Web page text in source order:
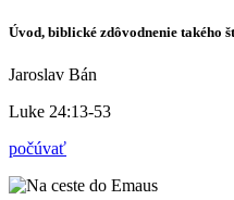
Úvod, biblické zdôvodnenie takého
Jaroslav Bán
Luke 24:13-53
počúvať